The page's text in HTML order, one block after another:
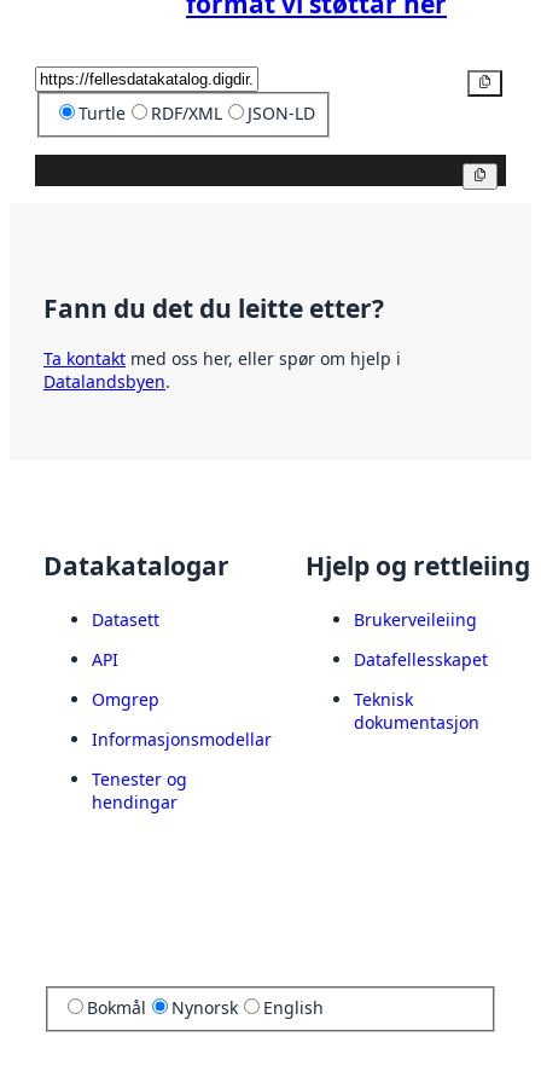
Turtle RDF/XML JSON-LD
Fann du det du leitte etter?
Ta kontakt med oss her, eller spør om hjelp i
Datalandsbyen.
Datakatalogar
Datasett
API
Omgrep
Informasjonsmodellar
Tenester og
hendingar
Hjelp og rettleiing
Brukerveileiing
Datafellesskapet
Teknisk
dokumentasjon
Bokmål Nynorsk English